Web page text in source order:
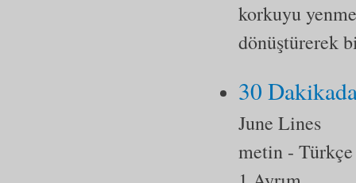
korkuyu
dönüştürerek
30
June Lines
metin - Türkçe